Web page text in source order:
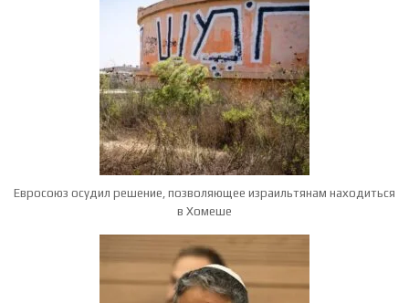
Евросоюз осудил решение, позволяющее израильтянам находиться
в Хомеше